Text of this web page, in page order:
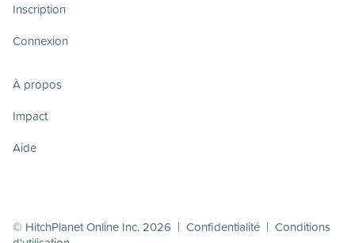
Inscription
Connexion
À propos
Impact
Aide
© HitchPlanet Online Inc. 2026 | Confidentialité | Conditions